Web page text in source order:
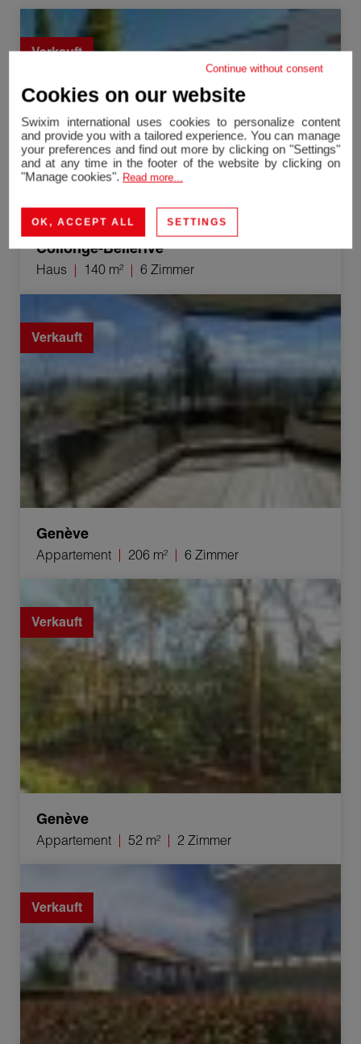
Verkauf Haus Collonge-Bellerive 6 Zimmer 140 m²
Verkauft
Collonge-Bellerive
Haus 140 m² 6 Zimmer
Verkauf Appartement Genève 6 Zimmer 206 m²
Verkauft
Genève
Appartement 206 m² 6 Zimmer
Verkauf Appartement Genève 2 Zimmer 52 m²
Verkauft
Genève
Appartement 52 m² 2 Zimmer
Verkauf Appartement Plan-les-Ouates 5 Zimmer 139 m²
Verkauft
Continue without consent
Cookies on our website
Swixim international uses cookies to personalize content
and provide you with a tailored experience. You can manage
your preferences and find out more by clicking on "Settings"
and at any time in the footer of the website by clicking on
"Manage cookies". Read more...
OK, ACCEPT ALL SETTINGS